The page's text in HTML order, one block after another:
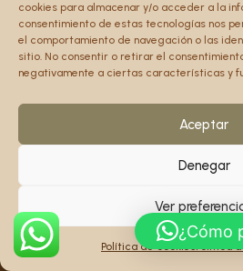
cookies para almacenar y/o acceder a la
consentimiento de estas tecnologías nos
el comportamiento de navegación o las
sitio. No consentir o retirar el
negativamente a ciertas características y
Aceptar
Denegar
Ver
Política de cookiesPolítica
Z POLÍTICA DE PRIVACIDAD
Z CONDICIONES DE USO
Z POLÍTICA DE COOKIES

C/ Hilarion Eslava, 32

¿Cómo